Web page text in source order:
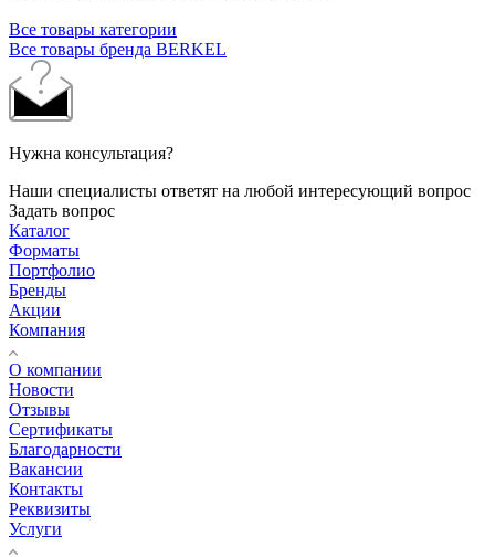
Все товары категории
Все товары бренда BERKEL
Нужна консультация?
Наши специалисты ответят на любой интересующий вопрос
Задать вопрос
Каталог
Форматы
Портфолио
Бренды
Акции
Компания
О компании
Новости
Отзывы
Сертификаты
Благодарности
Вакансии
Контакты
Реквизиты
Услуги